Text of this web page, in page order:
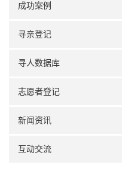
成功案例
寻亲登记
寻人数据库
志愿者登记
新闻资讯
互动交流